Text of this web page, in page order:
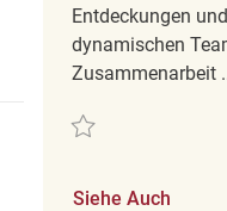
Entdeckungen
dynamischen
Zusammenarbeit
Retten Now Hiring
Siehe Auch